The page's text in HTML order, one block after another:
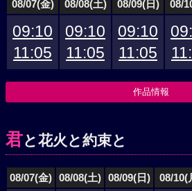
08/07(金) 08/08(土) 08/09(日) 08/
09:10
11:05
09:10
11:05
09:10
11:05
作品情報
君と花火と約束と
08/07(金) 08/08(土) 08/09(日) 08/10(